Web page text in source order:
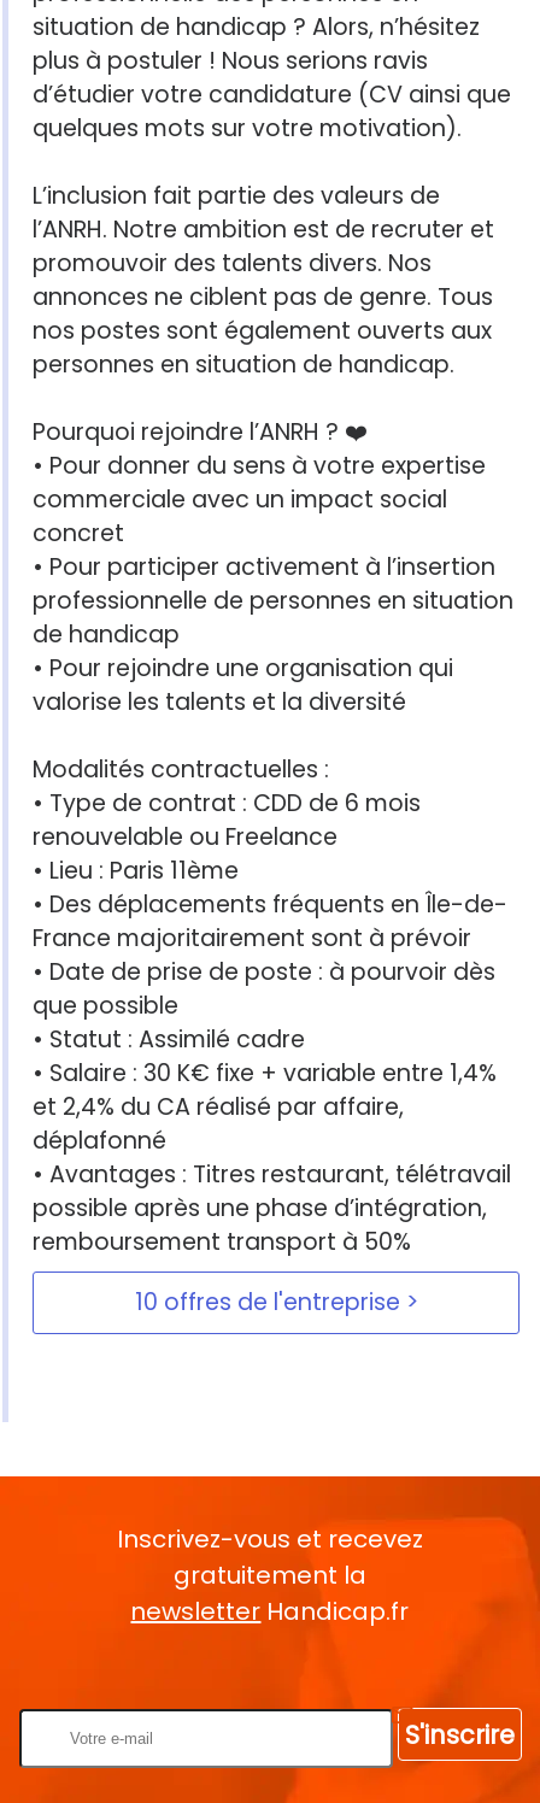
situation de handicap ? Alors, n’hésitez
plus à postuler ! Nous serions ravis
d’étudier votre candidature (CV ainsi que
quelques mots sur votre motivation).
L’inclusion fait partie des valeurs de
l’ANRH. Notre ambition est de recruter et
promouvoir des talents divers. Nos
annonces ne ciblent pas de genre. Tous
nos postes sont également ouverts aux
personnes en situation de handicap.
Pourquoi rejoindre l’ANRH ? ❤️
• Pour donner du sens à votre expertise
commerciale avec un impact social
concret
• Pour participer activement à l’insertion
professionnelle de personnes en situation
de handicap
• Pour rejoindre une organisation qui
valorise les talents et la diversité
Modalités contractuelles :
• Type de contrat : CDD de 6 mois
renouvelable ou Freelance
• Lieu : Paris 11ème
• Des déplacements fréquents en Île-de-
France majoritairement sont à prévoir
• Date de prise de poste : à pourvoir dès
que possible
• Statut : Assimilé cadre
• Salaire : 30 K€ fixe + variable entre 1,4%
et 2,4% du CA réalisé par affaire,
déplafonné
• Avantages : Titres restaurant, télétravail
possible après une phase d’intégration,
remboursement transport à 50%
10 offres de l'entreprise
Inscrivez-vous et recevez
gratuitement la
newsletter Handicap.fr
S'inscrire